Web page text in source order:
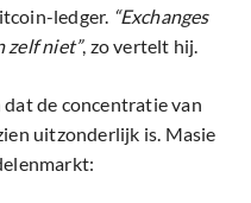
ledger. “Exchanges
zelf niet”, zo vertelt hij.
de concentratie van
uitzonderlijk is. Masie